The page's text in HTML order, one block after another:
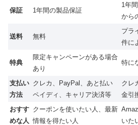
保証 1年間の製品保証
1年
から
送料 無料
プラ
件に
特典
限定キャンペーンがある場合
あり
特に
支払い
方法
クレカ、PayPal、あと払い
ペイディ、キャリア決済等
クレ
金引
おすす
めな人
クーポンを使いたい人、最新
情報を得たい人
いた